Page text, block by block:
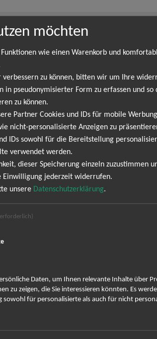
Chaos
Mittermeier, Rea Garvey und Sascha zu
die drei Stars 2020 zusätzlich zu den
Stadthalle bringen. Man darf sich auf
man als Mann zu Weihnachten?
besonders beansprucht, doch auch
die Jahrhunderthalle in Frankfurt werden
selbst den letzten Weihnachstmuffel in
seien Sie dabei beim Christmas Chaos 2020
NEWSLETTER
Wir informieren dich jedoch gerne
und keine Angebote und
abonnieren und bin daher mit einer
entsprechend der
möchten
wie einen Warenkorb und
zu können, bitten wir um Ihre
in pseudonymisierter Form zu erfassen und so
zu können.
Partner Cookies und IDs für mobile
nicht-personalisierte Anzeigen zu
IDs sowohl für die Bereitstellung
verwendet werden.
dieser Speicherung einzeln zuzustimmen
Einwilligung jederzeit widerrufen.
unsere Datenschutzerklärung.
Daten, um Ihnen relevante Inhalte über
zu zeigen, die Sie interessieren könnten. Es
sowohl für personalisierte als auch für nicht